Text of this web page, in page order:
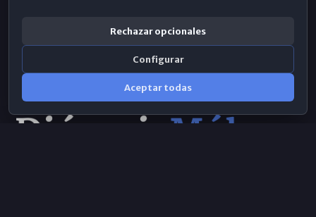
Rechazar opcionales
Configurar
Aceptar todas